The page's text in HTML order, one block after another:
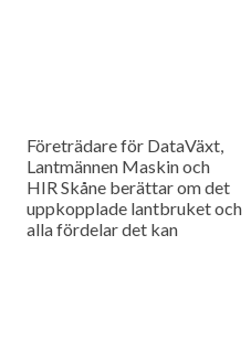
Företrädare för DataVäxt,
Lantmännen Maskin och
HIR Skåne berättar om det
uppkopplade lantbruket och
alla fördelar det kan